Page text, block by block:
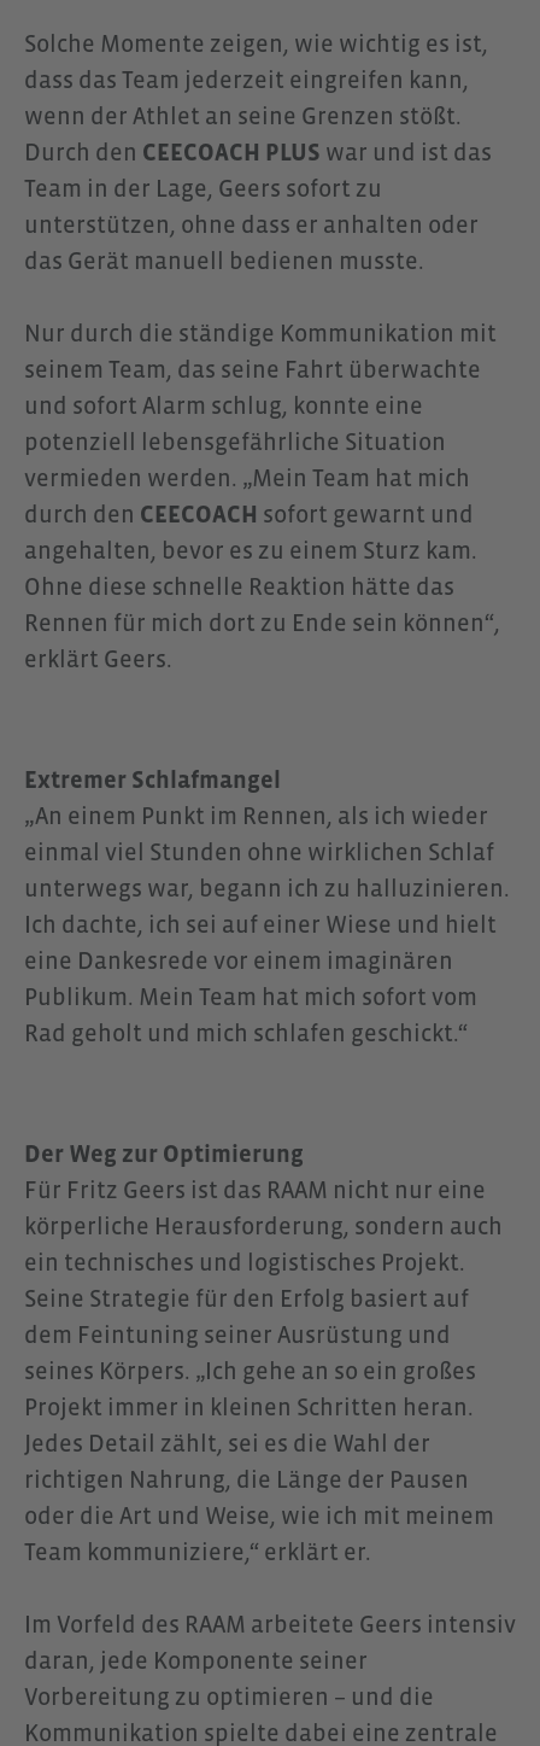
Solche Momente zeigen, wie wichtig es ist,
dass das Team jederzeit eingreifen kann,
wenn der Athlet an seine Grenzen stößt.
Durch den CEECOACH PLUS war und ist das
Team in der Lage, Geers sofort zu
unterstützen, ohne dass er anhalten oder
das Gerät manuell bedienen musste.
Nur durch die ständige Kommunikation mit
seinem Team, das seine Fahrt überwachte
und sofort Alarm schlug, konnte eine
potenziell lebensgefährliche Situation
vermieden werden. „Mein Team hat mich
durch den CEECOACH sofort gewarnt und
angehalten, bevor es zu einem Sturz kam.
Ohne diese schnelle Reaktion hätte das
Rennen für mich dort zu Ende sein können“,
erklärt Geers.
Extremer Schlafmangel
„An einem Punkt im Rennen, als ich wieder
einmal viel Stunden ohne wirklichen Schlaf
unterwegs war, begann ich zu halluzinieren.
Ich dachte, ich sei auf einer Wiese und hielt
eine Dankesrede vor einem imaginären
Publikum. Mein Team hat mich sofort vom
Rad geholt und mich schlafen geschickt.“
Der Weg zur Optimierung
Für Fritz Geers ist das RAAM nicht nur eine
körperliche Herausforderung, sondern auch
ein technisches und logistisches Projekt.
Seine Strategie für den Erfolg basiert auf
dem Feintuning seiner Ausrüstung und
seines Körpers. „Ich gehe an so ein großes
Projekt immer in kleinen Schritten heran.
Jedes Detail zählt, sei es die Wahl der
richtigen Nahrung, die Länge der Pausen
oder die Art und Weise, wie ich mit meinem
Team kommuniziere,“ erklärt er.
Im Vorfeld des RAAM arbeitete Geers intensiv
daran, jede Komponente seiner
Vorbereitung zu optimieren – und die
Kommunikation spielte dabei eine zentrale